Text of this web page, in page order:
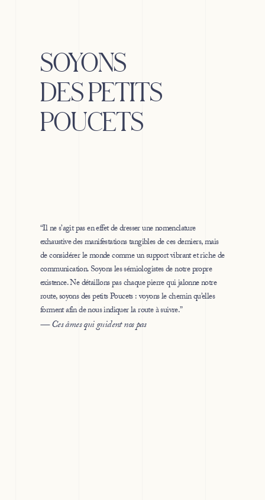
SOYONS
DES PETITS
POUCETS
“Il ne s’agit pas en effet de dresser une nomenclature
exhaustive des manifestations tangibles de ces derniers, mais
de considérer le monde comme un support vibrant et riche de
communication. Soyons les sémiologistes de notre propre
existence. Ne détaillons pas chaque pierre qui jalonne notre
route, soyons des petits Poucets : voyons le chemin qu’elles
forment afin de nous indiquer la route à suivre.”
— Ces âmes qui guident nos pas